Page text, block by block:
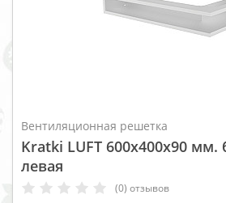
Вентиляционная решетка
Kratki LUFT 600x400x90 мм.
левая
(0) отзывов